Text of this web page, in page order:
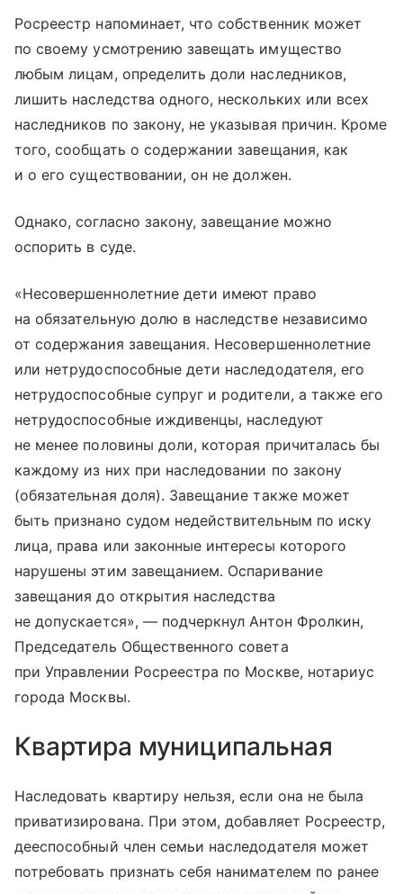
Росреестр напоминает, что собственник может
по своему усмотрению завещать имущество
любым лицам, определить доли наследников,
лишить наследства одного, нескольких или всех
наследников по закону, не указывая причин. Кроме
того, сообщать о содержании завещания, как
и о его существовании, он не должен.
Однако, согласно закону, завещание можно
оспорить в суде.
«Несовершеннолетние дети имеют право
на обязательную долю в наследстве независимо
от содержания завещания. Несовершеннолетние
или нетрудоспособные дети наследодателя, его
нетрудоспособные супруг и родители, а также его
нетрудоспособные иждивенцы, наследуют
не менее половины доли, которая причиталась бы
каждому из них при наследовании по закону
(обязательная доля). Завещание также может
быть признано судом недействительным по иску
лица, права или законные интересы которого
нарушены этим завещанием. Оспаривание
завещания до открытия наследства
не допускается», — подчеркнул Антон Фролкин,
Председатель Общественного совета
при Управлении Росреестра по Москве, нотариус
города Москвы.
Квартира муниципальная
Наследовать квартиру нельзя, если она не была
приватизирована. При этом, добавляет Росреестр,
дееспособный член семьи наследодателя может
потребовать признать себя нанимателем по ранее